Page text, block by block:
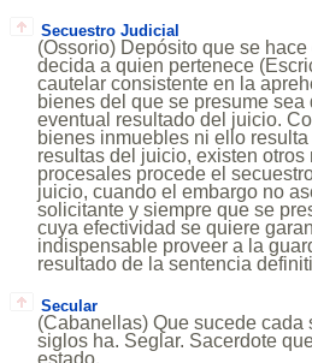
Secuestro Judicial
(Ossorio) Depósito que se
decida a quien pertenece
cautelar consistente en la
bienes del que se presume
eventual resultado del juicio.
bienes inmuebles ni ello
resultas del juicio, existen
procesales procede el
juicio, cuando el embargo no
solicitante y siempre que se
cuya efectividad se quiere
indispensable proveer a la
resultado de la sentencia
Secular
(Cabanellas) Que sucede
siglos ha. Seglar. Sacerdote
estado.